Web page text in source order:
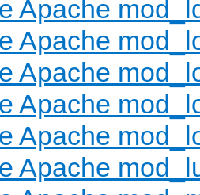
Apache
Apache
Apache
Apache
Apache
Apache